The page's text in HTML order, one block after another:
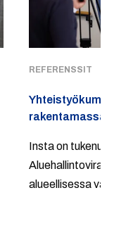
REFERENSSIT
rakentamassa
Insta on tukenut
alueellisessa